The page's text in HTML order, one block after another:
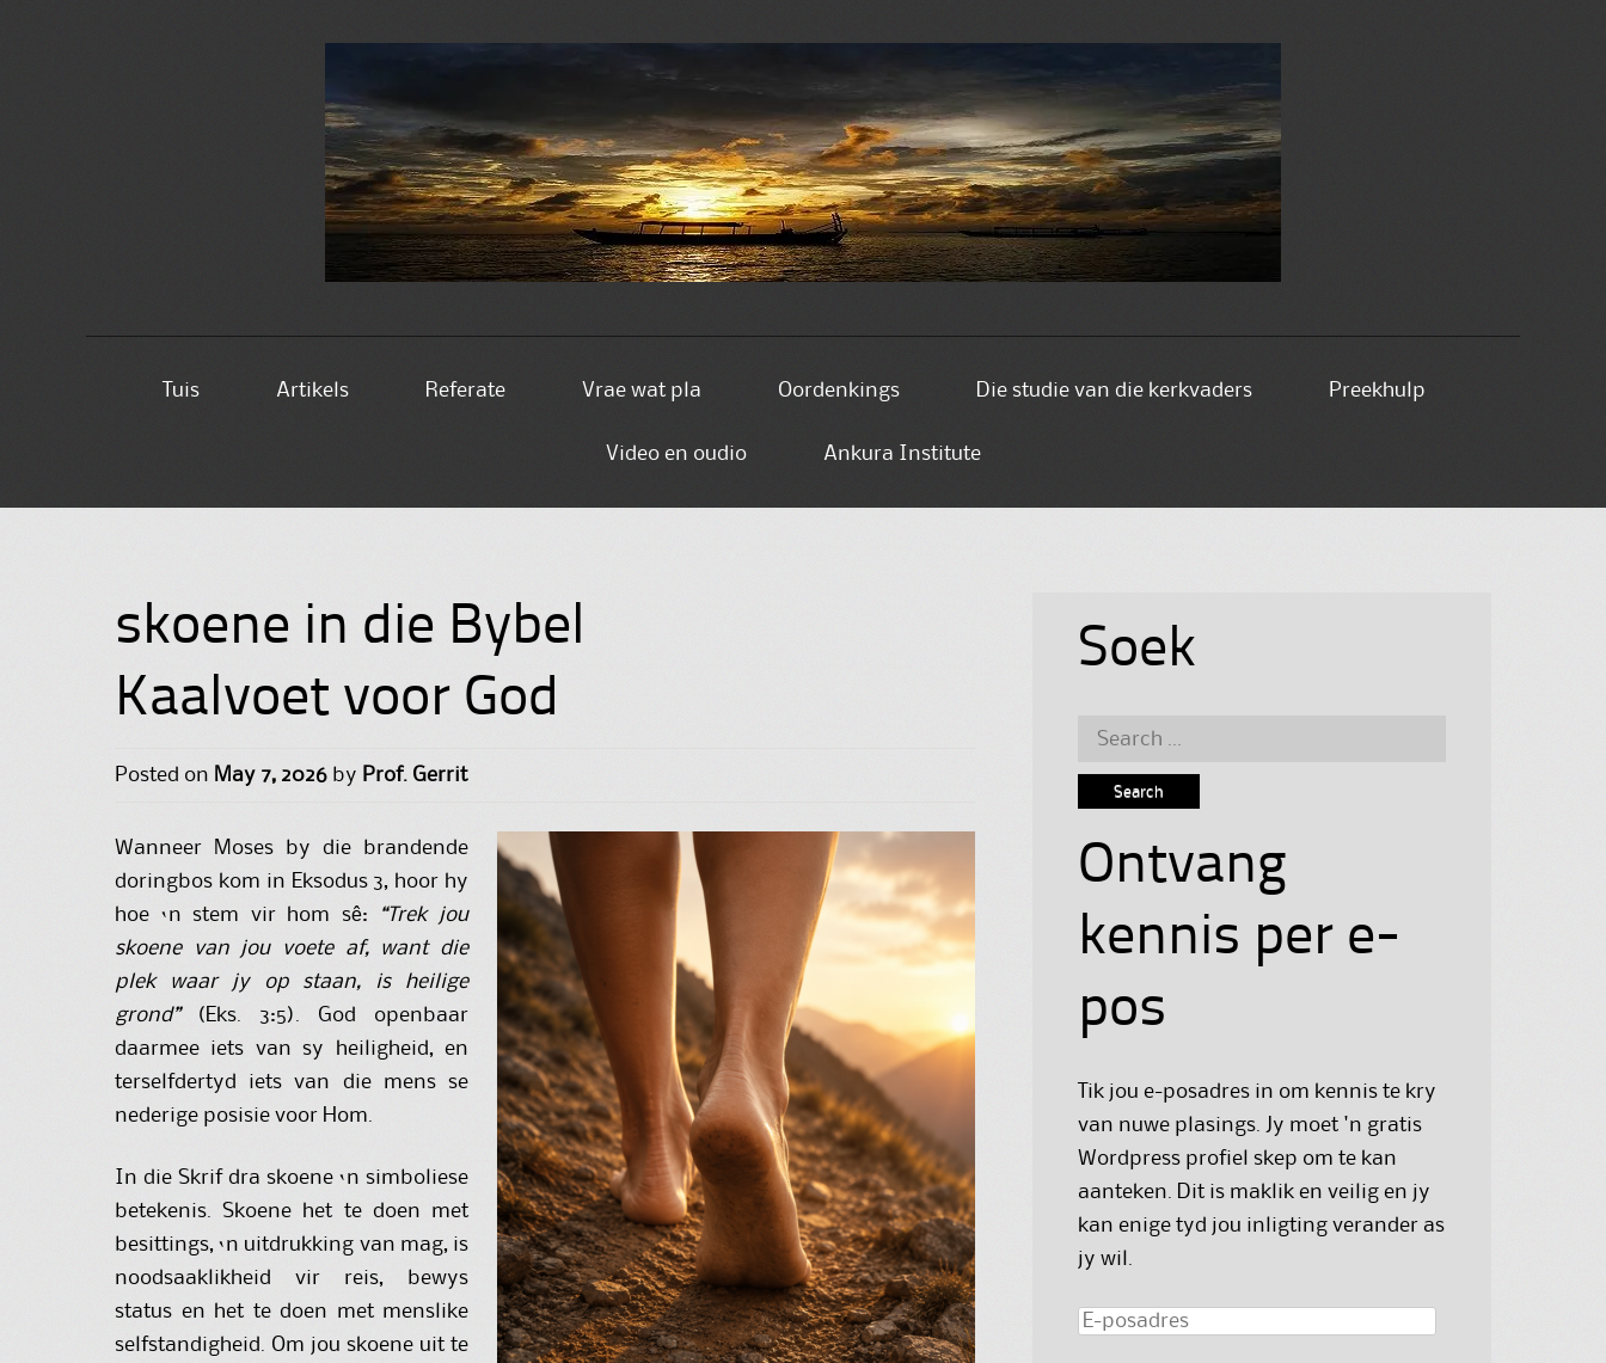
Tuis Artikels Referate Vrae wat pla Oordenkings Die studie van die kerkvaders Preekhulp
Video en oudio Ankura Institute
skoene in die Bybel
Kaalvoet voor God
Posted on May 7, 2026 by Prof. Gerrit
Wanneer Moses by die brandende
doringbos kom in Eksodus 3, hoor hy
hoe ‘n stem vir hom sê:
“Trek jou
skoene van jou voete af, want die
plek waar jy op staan, is heilige
grond”(Eks. 3:5). God openbaar
daarmee iets van sy heiligheid, en
terselfdertyd iets van die mens se
nederige posisie voor Hom.
In die Skrif dra skoene ‘n simboliese
betekenis. Skoene het te doen met
besittings, ‘n uitdrukking van mag, is
noodsaaklikheid vir reis, bewys
status en het te doen met menslike
selfstandigheid. Om jou skoene uit te
Soek
Search
Ontvang
kennis per e-
pos
Tik jou e-posadres in om kennis te kry
van nuwe plasings. Jy moet 'n gratis
Wordpress profiel skep om te kan
aanteken. Dit is maklik en veilig en jy
kan enige tyd jou inligting verander as
jy wil.
E-